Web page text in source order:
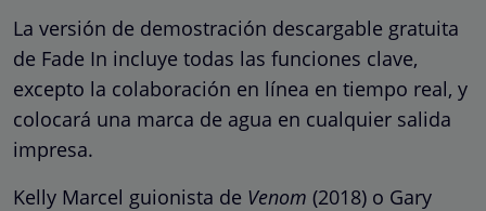
La versión de demostración descargable gratuita
de Fade In incluye todas las funciones clave,
excepto la colaboración en línea en tiempo real, y
colocará una marca de agua en cualquier salida
impresa.
Kelly Marcel guionista de Venom (2018) o Gary